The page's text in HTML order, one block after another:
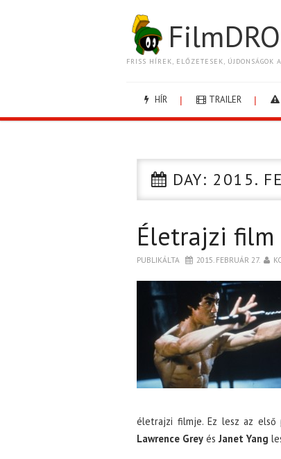
FRISS HÍREK, ELŐZETESEK, ÚJDONSÁGOK
HÍR TRAILER
DAY: 2015.
Életrajzi film
PUBLIKÁLTA 2015. FEBRUÁR 27.
életrajzi filmje. Ez lesz az első
Lawrence Grey és Janet Yang